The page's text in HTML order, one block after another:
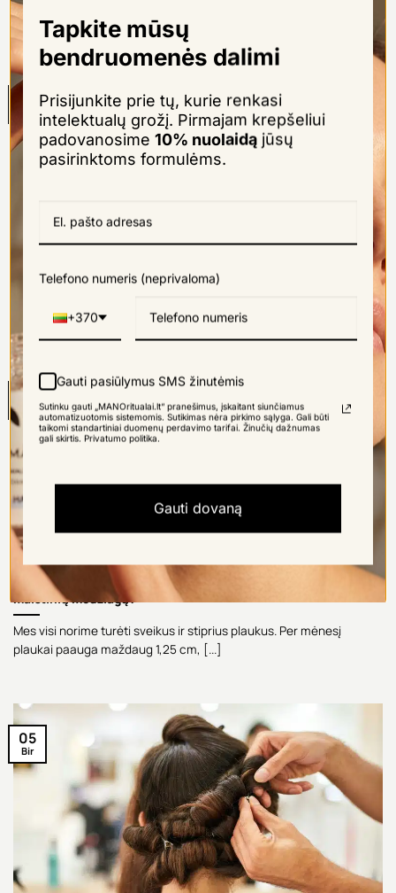
skambiausius pažadus, tačiau tikrieji rezultatai priklauso tik [...]
Plaukai ir mityba: ką valgyti, kad plaukai gautų reikalingų
maistinių medžiagų?
Mes visi norime turėti sveikus ir stiprius plaukus. Per mėnesį
plaukai paauga maždaug 1,25 cm, [...]
17
05
Bir
Tapkite mūsų
bendruomenės dalimi
Prisijunkite prie tų, kurie renkasi
intelektualų grožį. Pirmajam krepšeliui
padovanosime 10% nuolaidą jūsų
pasirinktoms formulėms.
Telefono numeris (neprivaloma)
+370
Gauti pasiūlymus SMS žinutėmis
Sutinku gauti „MANOritualai.lt“ pranešimus, įskaitant siunčiamus
automatizuotomis sistemomis. Sutikimas nėra pirkimo sąlyga. Gali būti
taikomi standartiniai duomenų perdavimo tarifai. Žinučių dažnumas
gali skirtis. Privatumo politika.
Gauti dovaną